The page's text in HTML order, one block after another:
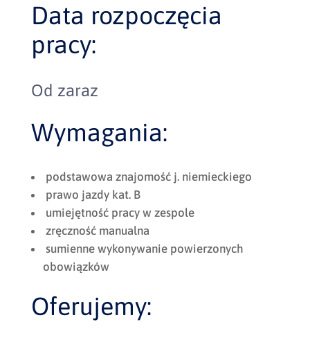
Data rozpoczęcia
pracy:
Od zaraz
Wymagania:
podstawowa znajomość j. niemieckiego
prawo jazdy kat. B
umiejętność pracy w zespole
zręczność manualna
sumienne wykonywanie powierzonych
obowiązków
Oferujemy: